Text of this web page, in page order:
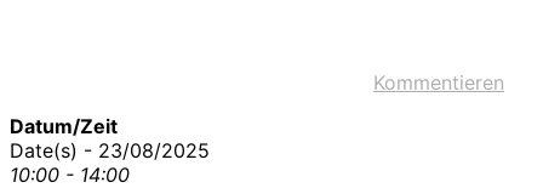
Kommentieren
Datum/Zeit
Date(s) - 23/08/2025
10:00 - 14:00